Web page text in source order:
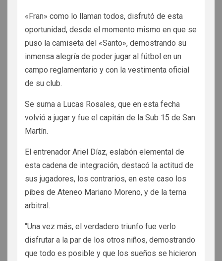
«Fran» como lo llaman todos, disfrutó de esta
oportunidad, desde el momento mismo en que se
puso la camiseta del «Santo», demostrando su
inmensa alegría de poder jugar al fútbol en un
campo reglamentario y con la vestimenta oficial
de su club.
Se suma a Lucas Rosales, que en esta fecha
volvió a jugar y fue el capitán de la Sub 15 de San
Martín.
El entrenador Ariel Díaz, eslabón elemental de
esta cadena de integración, destacó la actitud de
sus jugadores, los contrarios, en este caso los
pibes de Ateneo Mariano Moreno, y de la terna
arbitral.
“Una vez más, el verdadero triunfo fue verlo
disfrutar a la par de los otros niños, demostrando
que todo es posible y que los sueños se hicieron